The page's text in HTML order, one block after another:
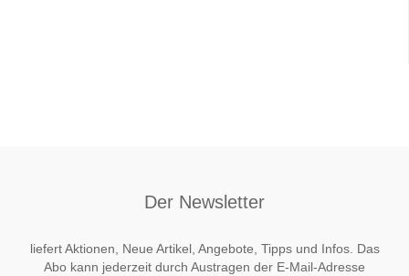
Der Newsletter
liefert Aktionen, Neue Artikel, Angebote, Tipps und Infos. Das
Abo kann jederzeit durch Austragen der E-Mail-Adresse